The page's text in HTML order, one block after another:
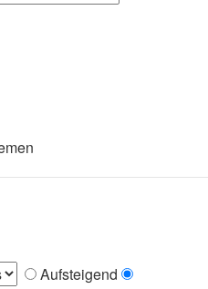
Aufsteigend